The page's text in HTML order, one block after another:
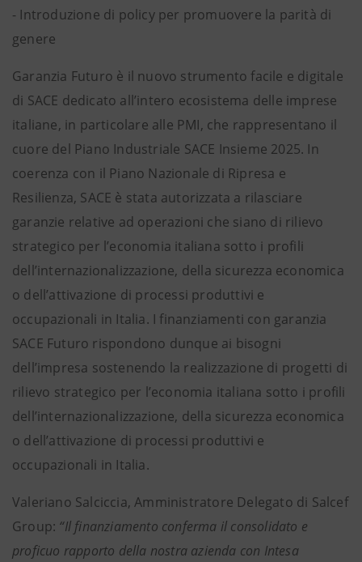
- Introduzione di policy per promuovere la parità di
genere
Garanzia Futuro è il nuovo strumento facile e digitale
di SACE dedicato all’intero ecosistema delle imprese
italiane, in particolare alle PMI, che rappresentano il
cuore del Piano Industriale SACE Insieme 2025. In
coerenza con il Piano Nazionale di Ripresa e
Resilienza, SACE è stata autorizzata a rilasciare
garanzie relative ad operazioni che siano di rilievo
strategico per l’economia italiana sotto i profili
dell’internazionalizzazione, della sicurezza economica
o dell’attivazione di processi produttivi e
occupazionali in Italia. I finanziamenti con garanzia
SACE Futuro rispondono dunque ai bisogni
dell’impresa sostenendo la realizzazione di progetti di
rilievo strategico per l’economia italiana sotto i profili
dell’internazionalizzazione, della sicurezza economica
o dell’attivazione di processi produttivi e
occupazionali in Italia.
Valeriano Salciccia, Amministratore Delegato di Salcef
Group: “Il finanziamento conferma il consolidato e
proficuo rapporto della nostra azienda con Intesa